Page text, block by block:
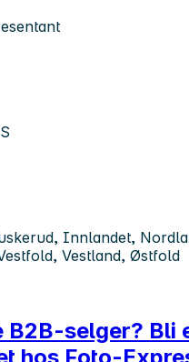
Innlandet,
Vestland, Østfold
B2B-selger? Bli